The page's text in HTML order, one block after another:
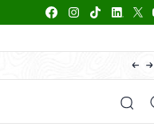
66
Manfaat